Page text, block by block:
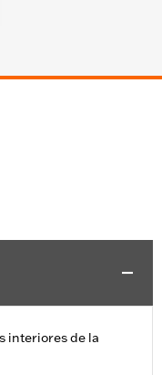
interiores de la